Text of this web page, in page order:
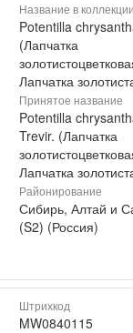
Название в коллекции
Potentilla
(Лапчатка
Лапчатка
Принятое название
Potentilla
Trevir. (Лапчатка
Лапчатка
Районирование
Сибирь, Алтай и
(S2) (Россия)
Штрихкод
MW0840115